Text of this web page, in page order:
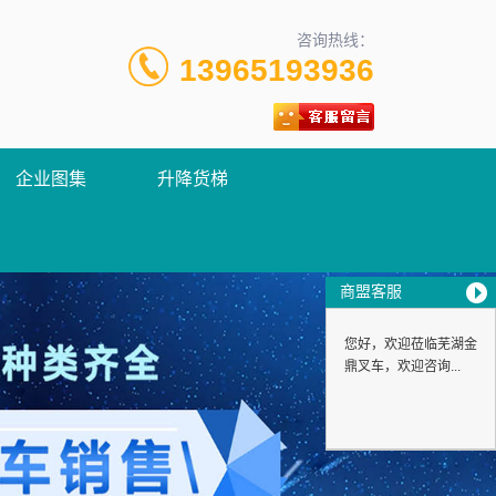
咨询热线：
13965193936
企业图集 升降货梯
商盟客服
您好，欢迎莅临芜湖金
鼎叉车，欢迎咨询...